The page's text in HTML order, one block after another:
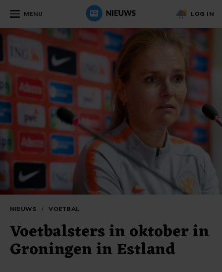
MENU LOG IN
NIEUWS / VOETBAL
Voetbalsters in oktober in
Groningen in Estland